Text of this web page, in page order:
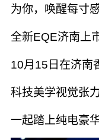
为你，唤醒每寸
全新EQE济南上
10月15日在济南
科技美学视觉张
一起踏上纯电豪